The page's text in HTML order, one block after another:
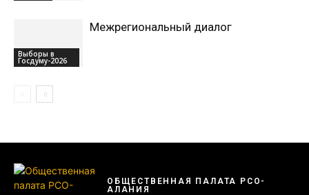
Выборы в
Госдуму-2026
Межрегиональный диалог
ОБЩЕСТВЕННАЯ ПАЛАТА РСО-
АЛАНИЯ